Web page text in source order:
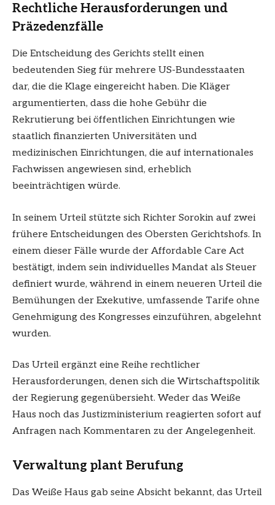
Rechtliche Herausforderungen und
Präzedenzfälle
Die Entscheidung des Gerichts stellt einen
bedeutenden Sieg für mehrere US-Bundesstaaten
dar, die die Klage eingereicht haben. Die Kläger
argumentierten, dass die hohe Gebühr die
Rekrutierung bei öffentlichen Einrichtungen wie
staatlich finanzierten Universitäten und
medizinischen Einrichtungen, die auf internationales
Fachwissen angewiesen sind, erheblich
beeinträchtigen würde.
In seinem Urteil stützte sich Richter Sorokin auf zwei
frühere Entscheidungen des Obersten Gerichtshofs. In
einem dieser Fälle wurde der Affordable Care Act
bestätigt, indem sein individuelles Mandat als Steuer
definiert wurde, während in einem neueren Urteil die
Bemühungen der Exekutive, umfassende Tarife ohne
Genehmigung des Kongresses einzuführen, abgelehnt
wurden.
Das Urteil ergänzt eine Reihe rechtlicher
Herausforderungen, denen sich die Wirtschaftspolitik
der Regierung gegenübersieht. Weder das Weiße
Haus noch das Justizministerium reagierten sofort auf
Anfragen nach Kommentaren zu der Angelegenheit.
Verwaltung plant Berufung
Das Weiße Haus gab seine Absicht bekannt, das Urteil